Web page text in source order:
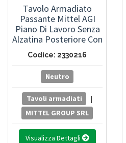
Tavolo Armadiato
Passante Mittel AGI
Piano Di Lavoro Senza
Alzatina Posteriore Con
Porte Scorrevoli Su Due
Lati - Dimensioni L 160 X
P 70 X H 85 Cm
Codice: 2330216
Neutro
Tavoli armadiati
|
MITTEL GROUP SRL
Visualizza Dettagli